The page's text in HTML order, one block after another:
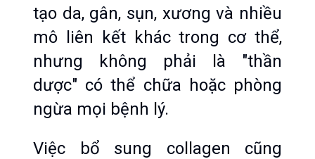
tạo da, gân, sụn, xương và nhiều
mô liên kết khác trong cơ thể,
nhưng không phải là "thần
dược" có thể chữa hoặc phòng
ngừa mọi bệnh lý.
Việc bổ sung collagen cũng